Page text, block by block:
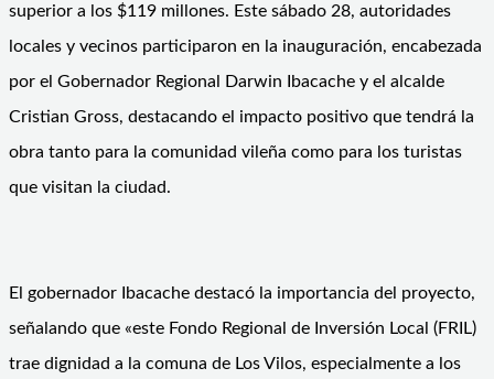
superior a los $119 millones. Este sábado 28, autoridades
locales y vecinos participaron en la inauguración, encabezada
por el Gobernador Regional Darwin Ibacache y el alcalde
Cristian Gross, destacando el impacto positivo que tendrá la
obra tanto para la comunidad vileña como para los turistas
que visitan la ciudad.
El gobernador Ibacache destacó la importancia del proyecto,
señalando que «este Fondo Regional de Inversión Local (FRIL)
trae dignidad a la comuna de Los Vilos, especialmente a los